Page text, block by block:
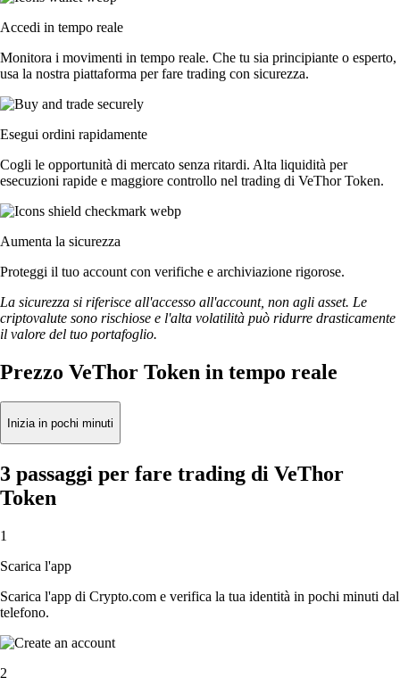
Accedi in tempo reale
Monitora i movimenti in tempo reale. Che tu sia principiante o esperto,
usa la nostra piattaforma per fare trading con sicurezza.
Esegui ordini rapidamente
Cogli le opportunità di mercato senza ritardi. Alta liquidità per
esecuzioni rapide e maggiore controllo nel trading di VeThor Token.
Aumenta la sicurezza
Proteggi il tuo account con verifiche e archiviazione rigorose.
La sicurezza si riferisce all'accesso all'account, non agli asset. Le
criptovalute sono rischiose e l'alta volatilità può ridurre drasticamente
il valore del tuo portafoglio.
Prezzo VeThor Token in tempo reale
Inizia in pochi minuti
3 passaggi per fare trading di VeThor
Token
1
Scarica l'app
Scarica l'app di Crypto.com e verifica la tua identità in pochi minuti dal
telefono.
2